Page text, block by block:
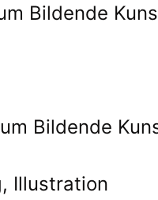
Bildende
Bildende
Illustration